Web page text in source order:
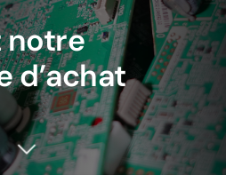
notre
d’achat